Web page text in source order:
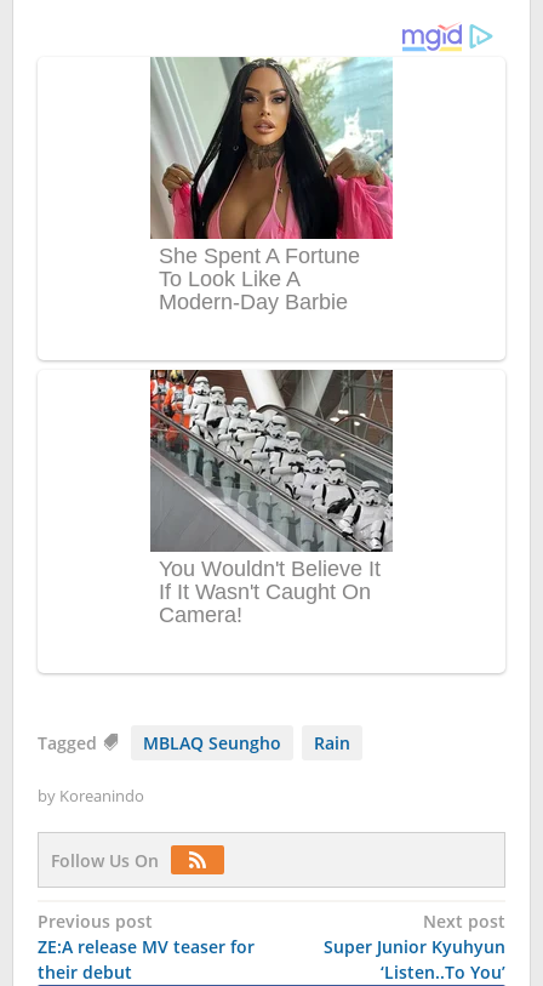
Tagged MBLAQ Seungho Rain
by Koreanindo
Follow Us On
Post
navigation
Previous post
ZE:A release MV teaser for
their debut
Next post
Super Junior Kyuhyun
‘Listen..To You’